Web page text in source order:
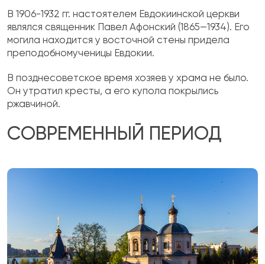
В 1906-1932 гг. настоятелем Евдокиинской церкви
являлся священник Павел Афонский (1865—1934). Его
могила находится у восточной стены придела
преподобномученицы Евдокии.
В позднесоветское время хозяев у храма не было.
Он утратил кресты, а его купола покрылись
ржавчиной.
СОВРЕМЕННЫЙ ПЕРИОД